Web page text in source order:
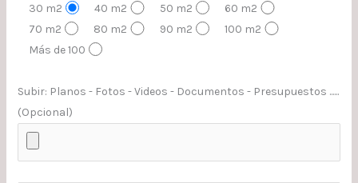
30 m2
40 m2 50 m2
60 m2
70 m2
80 m2 90 m2
100 m2
Más de 100
Subir: Planos - Fotos - Videos - Documentos - Presupuestos ......
(Opcional)